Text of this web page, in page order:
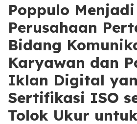
Poppulo Menjadi
Perusahaan
Bidang
Karyawan dan
Iklan Digital
Sertifikasi ISO
Tolok Ukur